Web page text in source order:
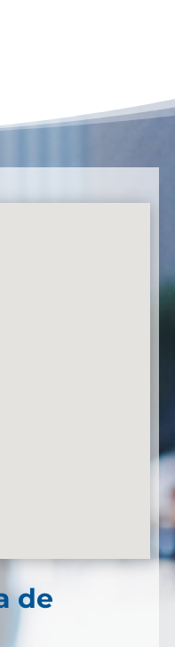
de